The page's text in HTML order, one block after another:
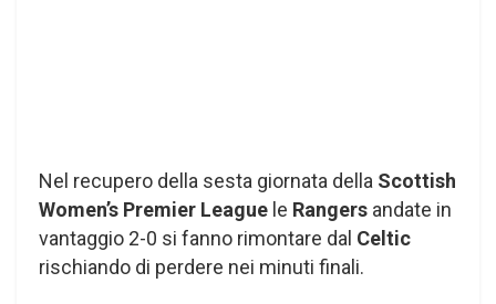
Nel recupero della sesta giornata della Scottish
Women’s Premier League le Rangers andate in
vantaggio 2-0 si fanno rimontare dal Celtic
rischiando di perdere nei minuti finali.